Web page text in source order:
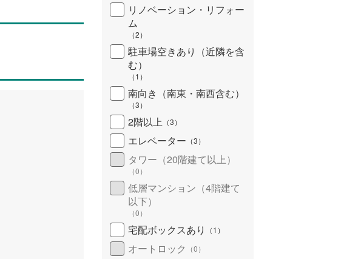
リノベーション・リフォー
ム
（2）
駐車場空きあり（近隣を含
む）
（1 ）
南向き（南東・南西含む）
（3）
2階以上 （3）
エレベーター （3）
タワー（20階建て以上）
（0）
低層マンション（4階建て
以下）
（0）
宅配ボックスあり （1 ）
オートロック （0）